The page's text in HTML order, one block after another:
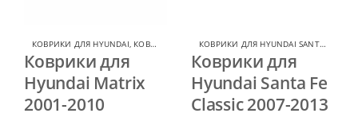
КОВРИКИ ДЛЯ HYUNDAI, КОВРИКИ ДЛЯ HYUNDAI MATRIX
Коврики для
Hyundai Matrix
2001-2010
КОВРИКИ ДЛЯ HYUNDAI SANTA FE CLASSIC
Коврики для
Hyundai Santa Fe
Classic 2007-2013